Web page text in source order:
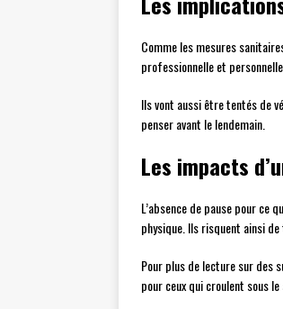
Comme les mesures
professionnelle et
Ils vont aussi être tentés de
penser avant le lendemain.
Les impacts
L’absence de pause pour ce
physique. Ils risquent ainsi
Pour plus de lecture sur des
pour ceux qui croulent sous